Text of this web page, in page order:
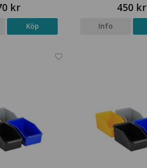
kr
Köp
450 kr
Info